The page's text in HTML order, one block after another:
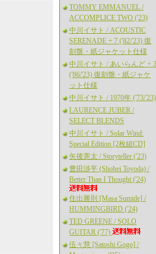
TOMMY EMMANUEL /
ACCOMPLICE TWO ('23)
中川イサト / ACOUSTIC
SERENADE + 7 ('82/'23) 復
刻盤・紙ジャケット仕様
中川イサト / あいらんど + 3
('86/'23) 復刻盤・紙ジャケ
ット仕様
中川イサト / 1970年 ('73/'23)
LAURENCE JUBER /
SELECT BLENDS
中川イサト / Solar Wind:
Special Edition [2枚組CD]
矢後憲太 / Storyteller ('23)
豊田渉平 (Shohei Toyoda) /
Better Than I Thought ('24)
住出勝則 [Masa Sumide] /
HUMMINGBIRD ('24)
TED GREENE / SOLO
GUITAR ('77)
伍々慧 [Satoshi Gogo] /